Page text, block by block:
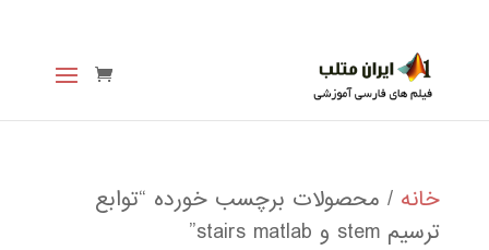
خانه / محصولات برچسب خورده “توابع
ترسيم stem و stairs matlab”